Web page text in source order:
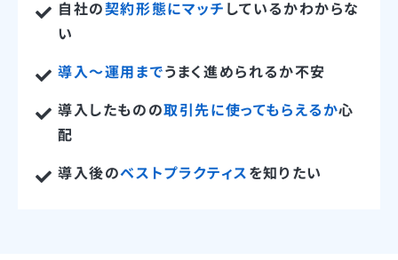
自社の契約形態にマッチ しているかわからな
い
導入〜運用までうまく進められるか不安
導入したものの取引先に使ってもらえるか心
配
導入後のベストプラクティス を知りたい